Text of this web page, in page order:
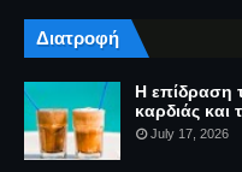
Διατροφή
Η επίδραση
καρδιάς και
July 17, 2026